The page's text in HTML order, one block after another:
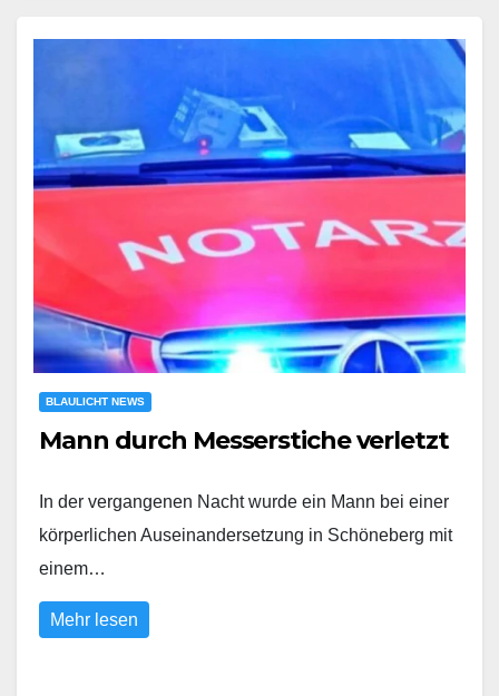
BLAULICHT NEWS
Mann durch Messerstiche verletzt
In der vergangenen Nacht wurde ein Mann bei einer
körperlichen Auseinandersetzung in Schöneberg mit
einem…
Mehr lesen